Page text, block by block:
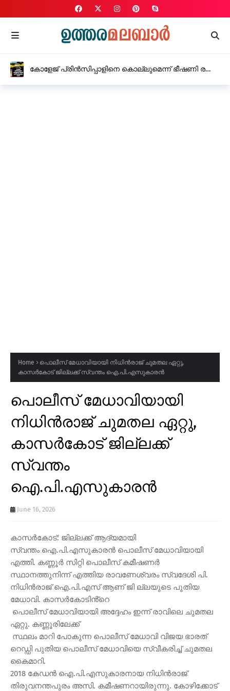
കോളേജ് പ്രിൻസിപ്പാളിനെ കൊല്ലുമെന്ന് ഭീഷണി രണ്ട്
Home
പൊലീസ് മേധാവിയായി നിധിൻരാജ് ചുമതല ഏറ്റു,
കാസർകോട് ജില്ലക്ക് സ്വന്തം ഐ.പി.എസുകാരൻ
പൊലീസ് മേധാവിയായി
നിധിൻരാജ് ചുമതല ഏറ്റു,
കാസർകോട് ജില്ലക്ക്
സ്വന്തം
ഐ.പി.എസുകാരൻ
June 16, 2026
കാസർകോട്: ജില്ലക്ക് ആദ്യമായി
സ്വന്തം ഐ.പി.എസുകാരൻ പൊലീസ് മേധാവിയായി
എത്തി. കണ്ണൂർ സിറ്റി പൊലീസ് കമീഷണർ
സ്ഥാനത്തുനിന്ന് എത്തിയ രാവണേശ്വരം സ്വദേശി പി.
നിധിൻരാജ് ഐ.പി.എസ് ആണ് ജി ല്ലയുടെ പുതിയ
മേധാവി. കാസർകോടിൻ്റെ
പൊലീസ് മേധാവിയായി അദ്ദേഹം ഇന്ന് രാവിലെ ചുമതല
ഏറ്റു. കണ്ണൂരിലേക്ക്
സ്ഥലം മാറി പോകുന്ന പൊലീസ് മേധാവി വിജയ ഭാരത്
റെഡ്ഡി പുതിയ പൊലീസ് മേധാവിയെ സ്വീകരിച്ച് ചുമതല
കൈമാറി.
2018 കേഡൻ ഐ.പി.എസുകാരനായ നിധിൻരാജ്
തിരുവനന്തപുരം അസി. കമീഷണറായിരുന്നു. കോഴിക്കോട്